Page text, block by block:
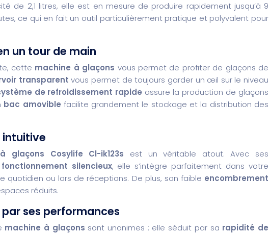
de 2,1 litres, elle est en mesure de produire rapidement jusqu’à 9
ce qui en fait un outil particulièrement pratique et polyvalent pour
un tour de main
cette machine à glaçons vous permet de profiter de glaçons de
transparent vous permet de toujours garder un œil sur le niveau
de refroidissement rapide assure la production de glaçons
bac amovible facilite grandement le stockage et la distribution des
intuitive
Cosylife Cl-ik123s est un véritable atout. Avec ses
fonctionnement silencieux, elle s’intègre parfaitement dans votre
quotidien ou lors de réceptions. De plus, son faible encombrement
réduits.
ses performances
machine à glaçons sont unanimes : elle séduit par sa rapidité de